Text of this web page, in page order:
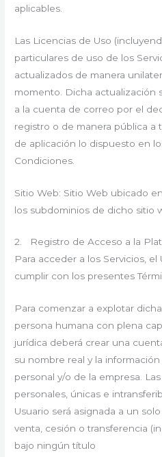
aplicables.
Las Licencias de Uso
particulares de uso de los
actualizados de manera
momento. Dicha actualización
a la cuenta de correo por el
registro o de manera pública a
de aplicación lo dispuesto en
Condiciones.
Sitio Web: Sitio Web ubicado
los subdominios de dicho sitio
2. Registro de Acceso a la
Para acceder a los Servicios,
cumplir con los presentes
Para comenzar a explotar
persona humana con plena
jurídica deberá crear una
su nombre real y la
personal y/o de la empresa.
personales, únicas e
Usuario será asignada a un
venta, cesión o transferencia
bajo ningún título